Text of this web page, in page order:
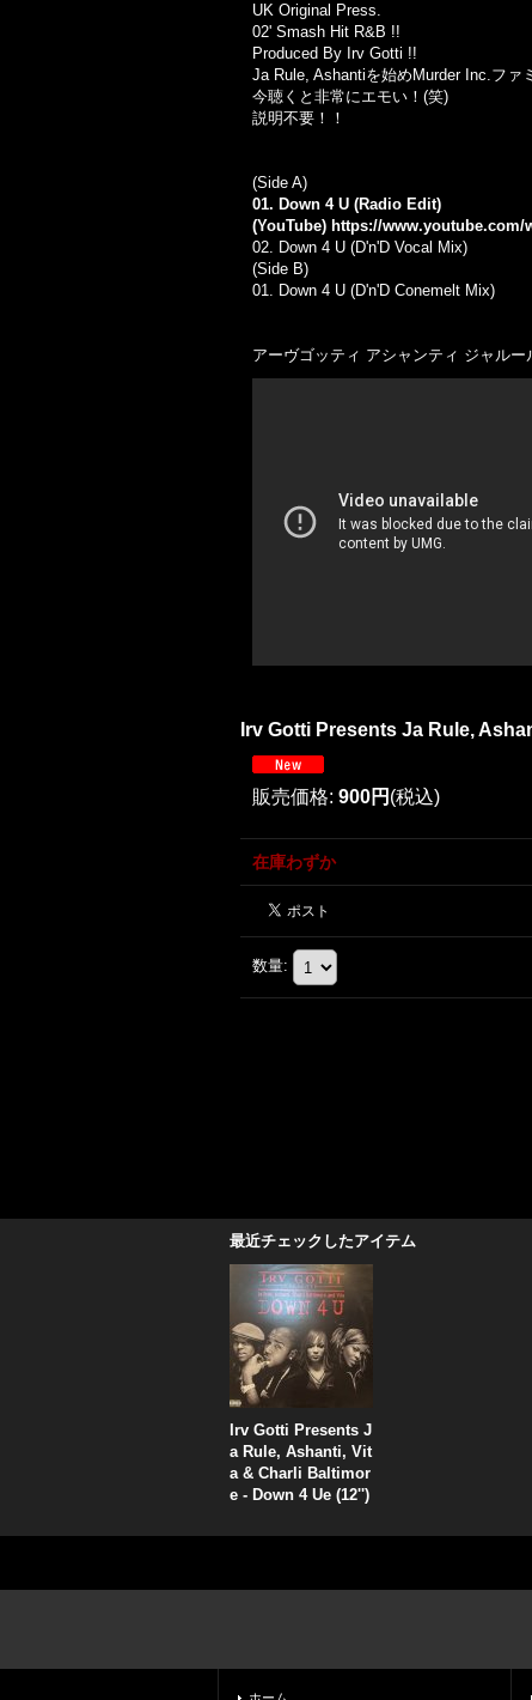
UK Original Press.
02' Smash Hit R&B !!
Produced By Irv Gotti !!
Ja Rule, Ashantiを始めMurder Inc.ファ
今聴くと非常にエモい！(笑)
説明不要！！
(Side A)
01. Down 4 U (Radio Edit)
(YouTube) https://www.youtube.com/
02. Down 4 U (D'n'D Vocal Mix)
(Side B)
01. Down 4 U (D'n'D Conemelt Mix)
アーヴゴッティ アシャンティ ジャルー
Irv Gotti Presents Ja Rule,
販売価格: 900円 (税込)
在庫わずか
数量:
最近チェックしたアイテム
Irv Gotti Presents J
a Rule, Ashanti, Vit
a & Charli Baltimor
e - Down 4 Ue (12'')